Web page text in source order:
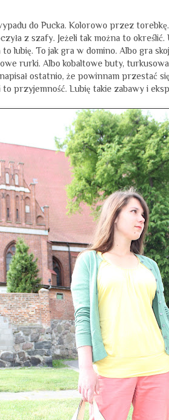
do Pucka. Kolorowo przez
z szafy. Jeżeli tak można to
to lubię. To jak gra w domino. Albo gra
rurki. Albo kobaltowe buty, turkusowa
ostatnio, że powinnam przestać
przyjemność. Lubię takie zabawy i